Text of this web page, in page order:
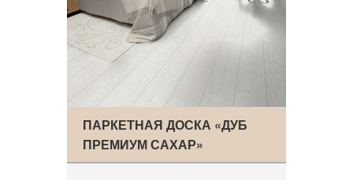
ПАРКЕТНАЯ ДОСКА «ДУБ
ПРЕМИУМ САХАР»